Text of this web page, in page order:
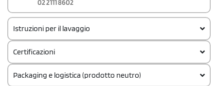
02 2111 8602
Istruzioni per il lavaggio
Certificazioni
Packaging e logistica (prodotto neutro)